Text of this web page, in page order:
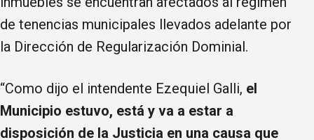
de tenencias municipales llevados adelante por
la Dirección de Regularización Dominial.
“Como dijo el intendente Ezequiel Galli, el
Municipio estuvo, está y va a estar a
disposición de la Justicia en una causa que